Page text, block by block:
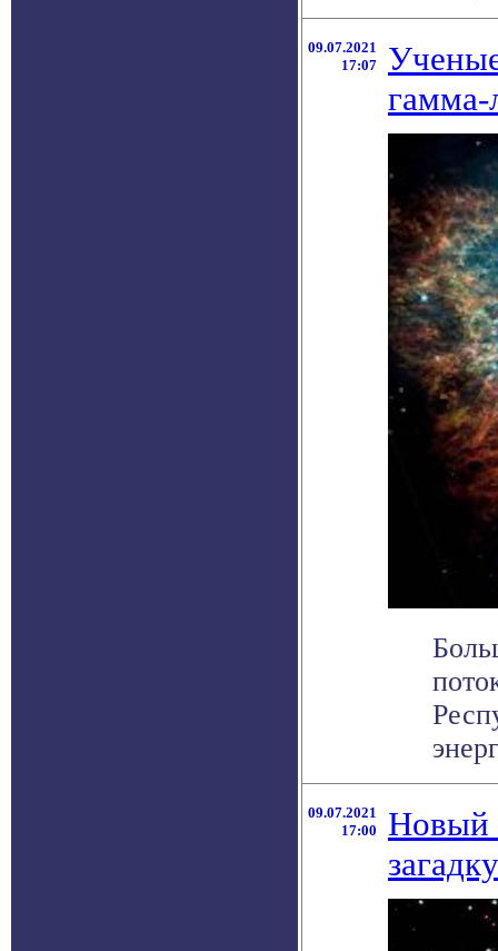
09.07.2021
17:07
гамма-
09.07.2021
17:00
Новый